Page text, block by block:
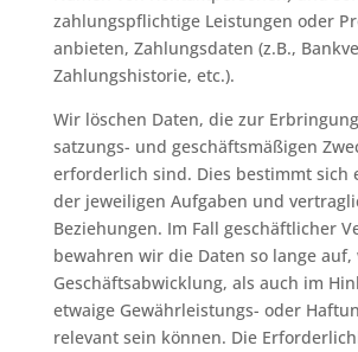
zahlungspflichtige Leistungen oder
anbieten, Zahlungsdaten (z.B.,
Zahlungshistorie, etc.).
Wir löschen Daten, die zur
satzungs- und geschäftsmäßigen
erforderlich sind. Dies bestimmt sich
der jeweiligen Aufgaben und
Beziehungen. Im Fall geschäftlicher
bewahren wir die Daten so lange auf,
Geschäftsabwicklung, als auch im
etwaige Gewährleistungs- oder
relevant sein können. Die